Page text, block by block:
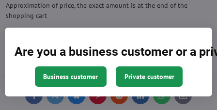
Approximation of price, the exact amount is at the end of the
shopping cart
Description
FacebookTwitterBlueskyPinterestReddit LinkedInWhatsApp
E-
mail
Are you a business customer or a
Business customer Private customer